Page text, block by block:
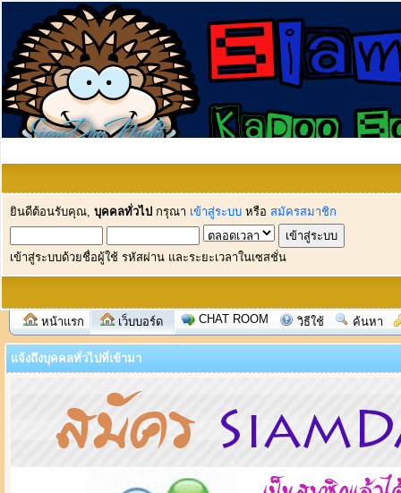
ยินดีต้อนรับคุณ, บุคคลทั่วไป กรุณา เข้าสู่ระบบ หรือ สมัครสมาชิก
เข้าสู่ระบบด้วยชื่อผู้ใช้ รหัสผ่าน และระยะเวลาในเซสชั่น
หน้าแรก เว็บบอร์ด CHAT ROOM วิธีใช้ ค้นหา
แจ้งถึงบุคคลทั่วไปที่เข้ามา